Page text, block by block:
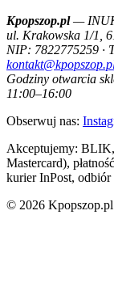
Kpopszop.pl—
ul. Krakowska 1/1,
NIP: 7822775259 ·
Godziny otwarcia
11:00–16:00
Obserwuj nas:
Akceptujemy: BLIK,
Mastercard),
kurier InPost,
© 2026